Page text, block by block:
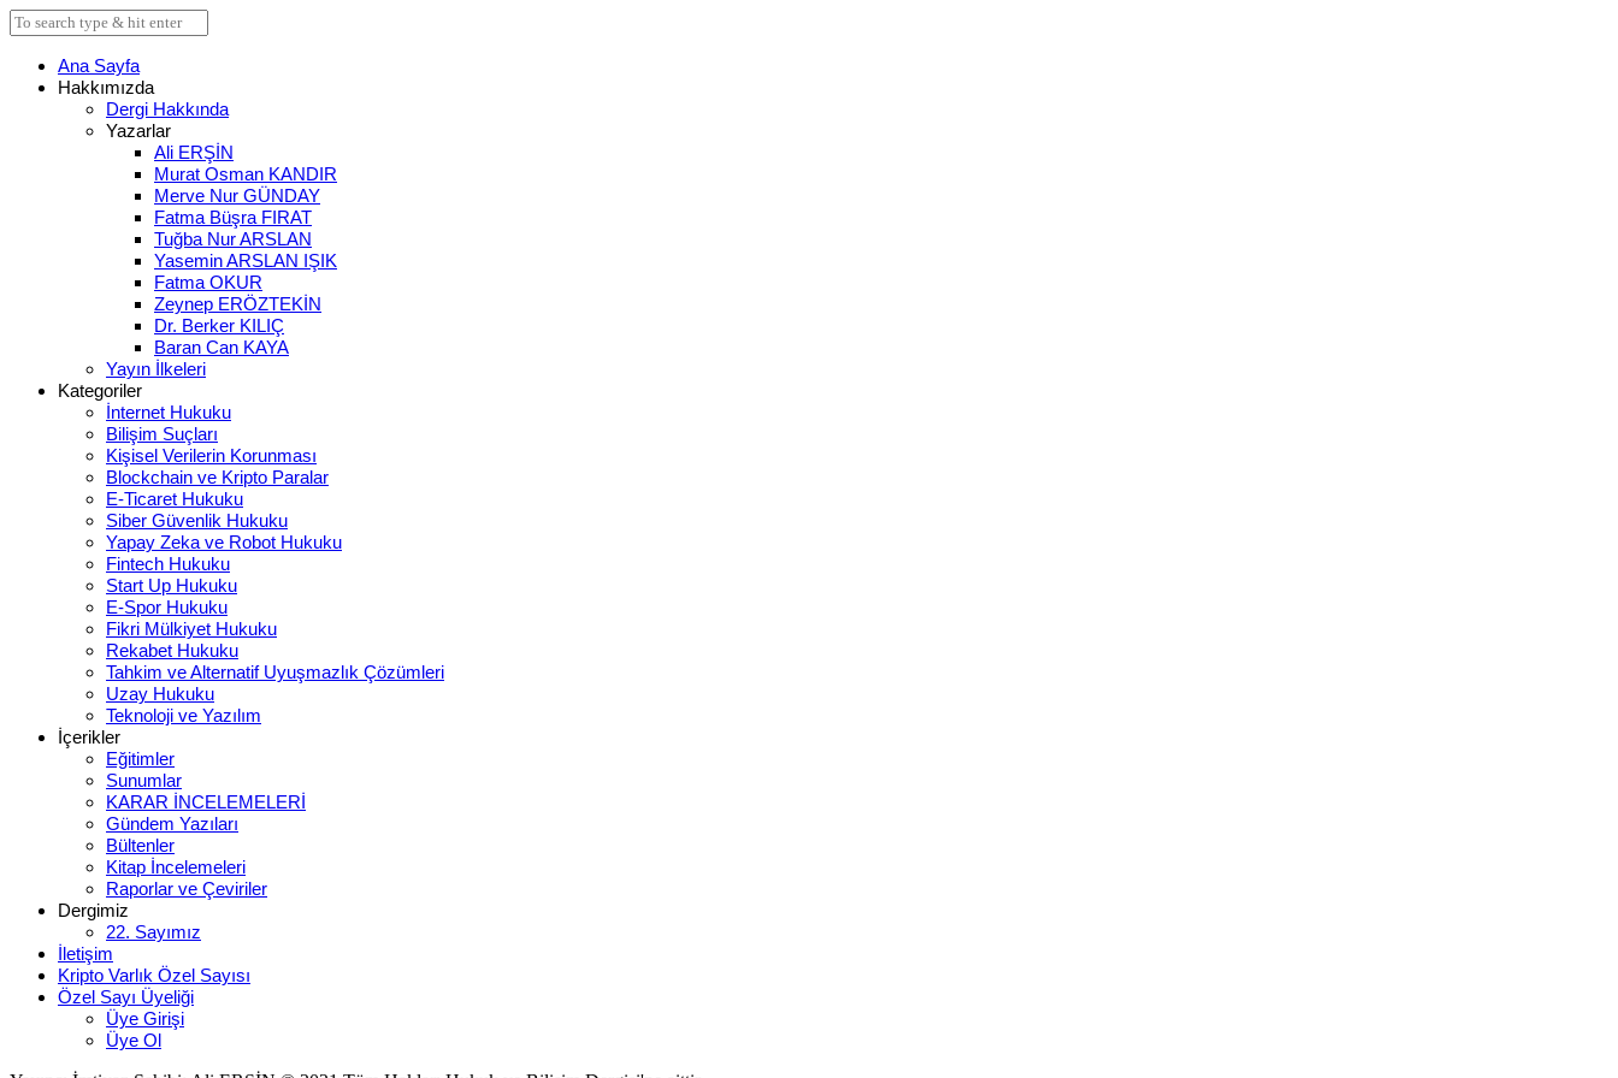
Ana Sayfa
Hakkımızda
Dergi Hakkında
Yazarlar
Ali ERŞİN
Murat Osman KANDIR
Merve Nur GÜNDAY
Fatma Büşra FIRAT
Tuğba Nur ARSLAN
Yasemin ARSLAN IŞIK
Fatma OKUR
Zeynep ERÖZTEKİN
Dr. Berker KILIÇ
Baran Can KAYA
Yayın İlkeleri
Kategoriler
İnternet Hukuku
Bilişim Suçları
Kişisel Verilerin Korunması
Blockchain ve Kripto Paralar
E-Ticaret Hukuku
Siber Güvenlik Hukuku
Yapay Zeka ve Robot Hukuku
Fintech Hukuku
Start Up Hukuku
E-Spor Hukuku
Fikri Mülkiyet Hukuku
Rekabet Hukuku
Tahkim ve Alternatif Uyuşmazlık Çözümleri
Uzay Hukuku
Teknoloji ve Yazılım
İçerikler
Eğitimler
Sunumlar
KARAR İNCELEMELERİ
Gündem Yazıları
Bültenler
Kitap İncelemeleri
Raporlar ve Çeviriler
Dergimiz
22. Sayımız
İletişim
Kripto Varlık Özel Sayısı
Özel Sayı Üyeliği
Üye Girişi
Üye Ol